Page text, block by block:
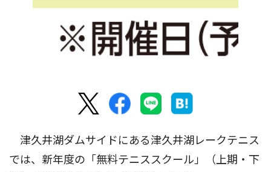
津久井湖ダムサイドにある津久井湖レークテニス
では、新年度の「無料テニススクール」（上期・下